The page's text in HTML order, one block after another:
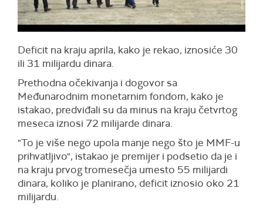
Deficit na kraju aprila, kako je rekao, iznosiće 30
ili 31 milijardu dinara.
Prethodna očekivanja i dogovor sa
Međunarodnim monetarnim fondom, kako je
istakao, predviđali su da minus na kraju četvrtog
meseca iznosi 72 milijarde dinara.
"To je više nego upola manje nego što je MMF-u
prihvatljivo", istakao je premijer i podsetio da je i
na kraju prvog tromesečja umesto 55 milijardi
dinara, koliko je planirano, deficit iznosio oko 21
milijardu.